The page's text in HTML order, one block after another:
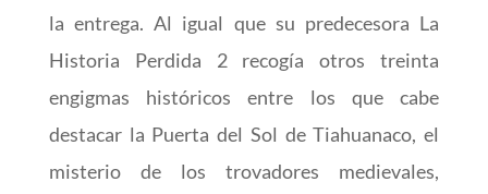
la entrega. Al igual que su predecesora La
Historia Perdida 2 recogía otros treinta
engigmas históricos entre los que cabe
destacar la Puerta del Sol de Tiahuanaco, el
misterio de los trovadores medievales,